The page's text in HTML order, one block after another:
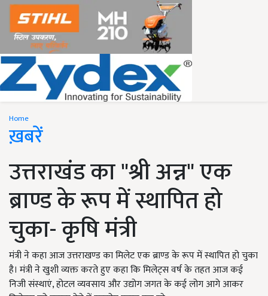
Home
ख़बरें
उत्तराखंड का "श्री अन्न" एक
ब्राण्ड के रूप में स्थापित हो
चुका- कृषि मंत्री
मंत्री ने कहा आज उत्तराखण्ड का मिलेट एक ब्राण्ड के रूप में स्थापित हो चुका
है। मंत्री ने खुशी व्यक्त करते हुए कहा कि मिलेट्स वर्ष के तहत आज कई
निजी संस्थाएं, होटल व्यवसाय और उद्योग जगत के कई लोग आगे आकर